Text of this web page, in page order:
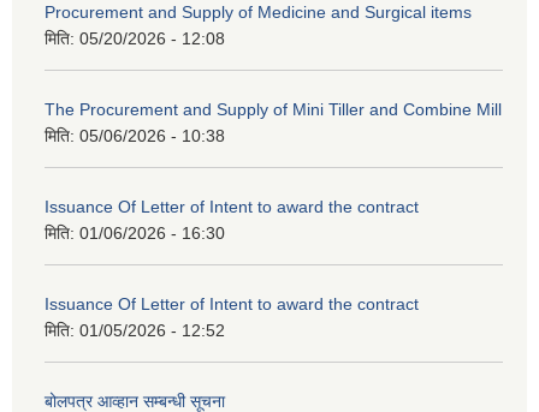
Procurement and Supply of Medicine and Surgical items
मिति: 05/20/2026 - 12:08
The Procurement and Supply of Mini Tiller and Combine Mill
मिति: 05/06/2026 - 10:38
Issuance Of Letter of Intent to award the contract
मिति: 01/06/2026 - 16:30
Issuance Of Letter of Intent to award the contract
मिति: 01/05/2026 - 12:52
बोलपत्र आव्हान सम्बन्धी सूचना